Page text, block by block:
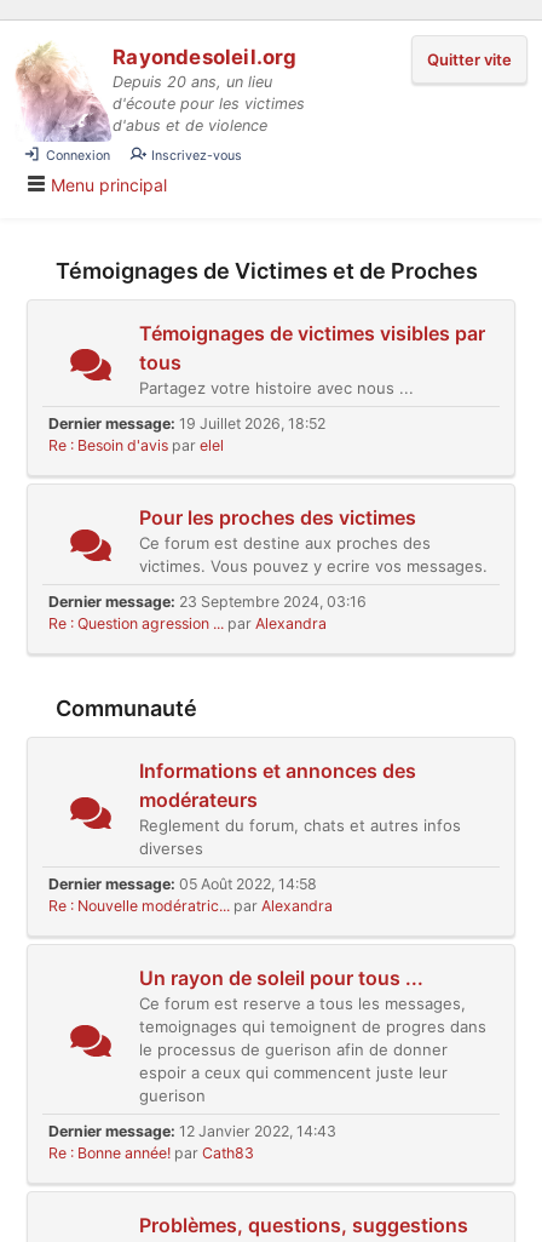
Quitter vite
Rayondesoleil.org
Depuis 20 ans, un lieu
d'écoute pour les victimes
d'abus et de violence
Connexion Inscrivez-vous
Menu principal
Témoignages de Victimes et de Proches
Témoignages de victimes visibles par
tous
Partagez votre histoire avec nous ...
Dernier message: 19 Juillet 2026, 18:52
Re : Besoin d'avis par elel
Pour les proches des victimes
Ce forum est destine aux proches des
victimes. Vous pouvez y ecrire vos messages.
Dernier message: 23 Septembre 2024, 03:16
Re : Question agression ... par Alexandra
Communauté
Informations et annonces des
modérateurs
Reglement du forum, chats et autres infos
diverses
Dernier message: 05 Août 2022, 14:58
Re : Nouvelle modératric... par Alexandra
Un rayon de soleil pour tous ...
Ce forum est reserve a tous les messages,
temoignages qui temoignent de progres dans
le processus de guerison afin de donner
espoir a ceux qui commencent juste leur
guerison
Dernier message: 12 Janvier 2022, 14:43
Re : Bonne année! par Cath83
Problèmes, questions, suggestions